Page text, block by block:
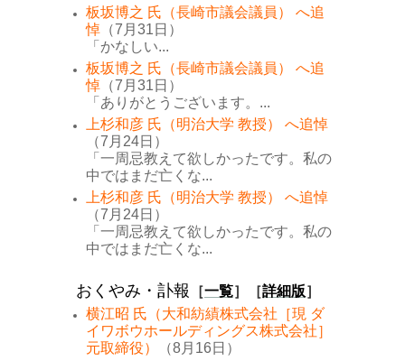
板坂博之 氏（長崎市議会議員） へ追
悼 （7月31日）
「かなしい...
板坂博之 氏（長崎市議会議員） へ追
悼 （7月31日）
「ありがとうございます。...
上杉和彦 氏（明治大学 教授） へ追悼
（7月24日）
「一周忌教えて欲しかったです。私の
中ではまだ亡くな...
上杉和彦 氏（明治大学 教授） へ追悼
（7月24日）
「一周忌教えて欲しかったです。私の
中ではまだ亡くな...
おくやみ・訃報 ［一覧］［詳細版］
横江昭 氏（大和紡績株式会社［現 ダ
イワボウホールディングス株式会社］
元取締役）
（8月16日）